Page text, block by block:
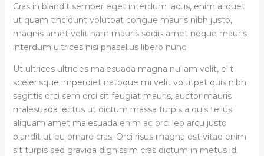
Cras in blandit semper eget interdum lacus, enim aliquet
ut quam tincidunt volutpat congue mauris nibh justo,
magnis amet velit nam mauris sociis amet neque mauris
interdum ultrices nisi phasellus libero nunc.
Ut ultrices ultricies malesuada magna nullam velit, elit
scelerisque imperdiet natoque mi velit volutpat quis nibh
sagittis orci sem orci sit feugiat mauris, auctor mauris
malesuada lectus ut dictum massa turpis a quis tellus
aliquam amet malesuada enim ac orci leo arcu justo
blandit ut eu ornare cras. Orci risus magna est vitae enim
sit turpis sed gravida dignissim cras dictum in metus id.